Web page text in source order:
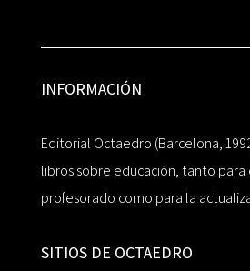
INFORMACIÓN
Editorial Octaedro (Barcelona,
libros sobre educación, tanto
profesorado como para la
SITIOS DE OCTAEDRO